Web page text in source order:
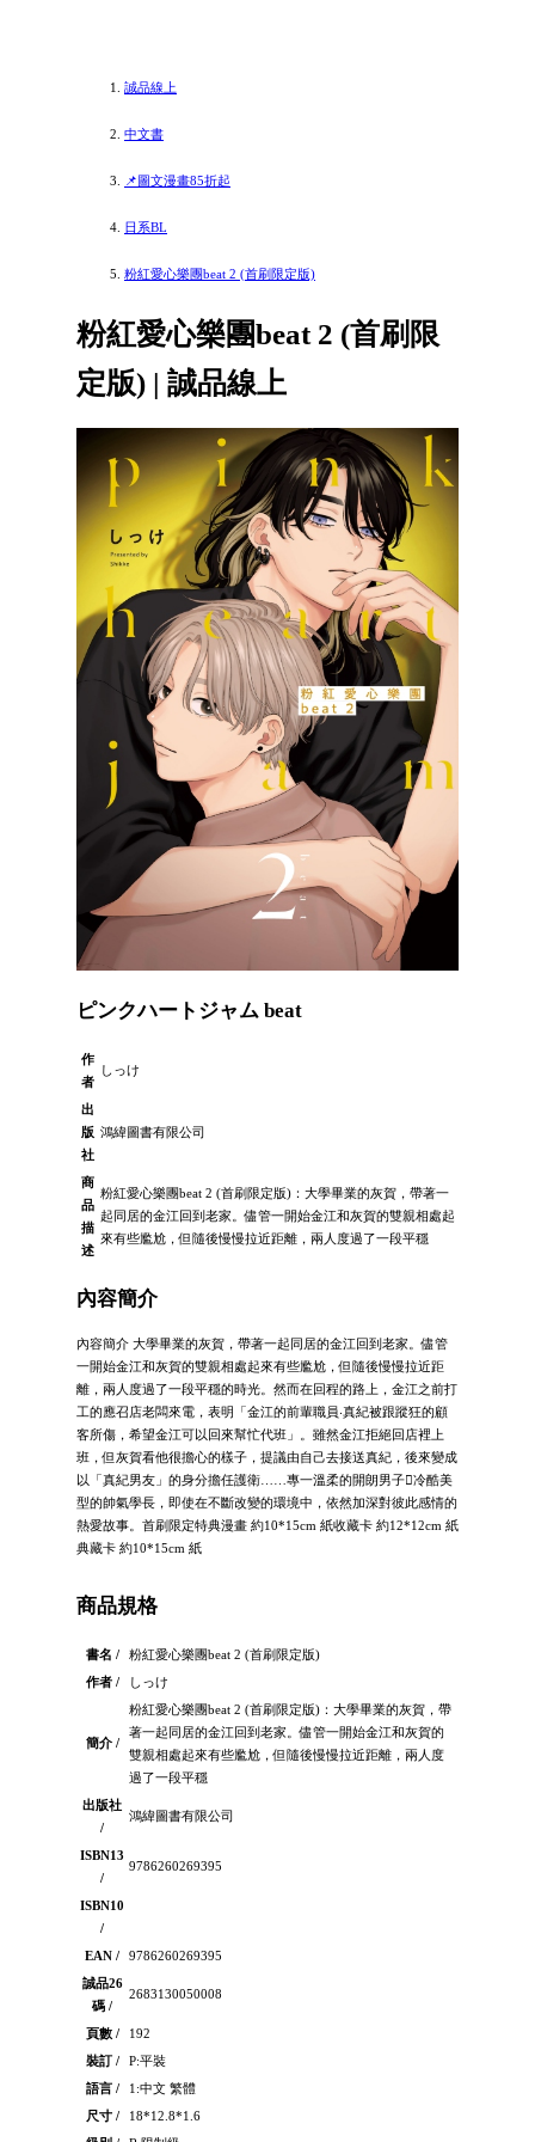
誠品線上
中文書
📌圖文漫畫85折起
日系BL
粉紅愛心樂團beat 2 (首刷限定版)
粉紅愛心樂團beat 2 (首刷限
定版) | 誠品線上
ピンクハートジャム beat
作
者
しっけ
出
版
社
鴻緯圖書有限公司
商
品
描
述
粉紅愛心樂團beat 2 (首刷限定版)：大學畢業的灰賀，帶著一
起同居的金江回到老家。儘管一開始金江和灰賀的雙親相處起
來有些尷尬，但隨後慢慢拉近距離，兩人度過了一段平穩
內容簡介
內容簡介 大學畢業的灰賀，帶著一起同居的金江回到老家。儘管
一開始金江和灰賀的雙親相處起來有些尷尬，但隨後慢慢拉近距
離，兩人度過了一段平穩的時光。然而在回程的路上，金江之前打
工的應召店老闆來電，表明「金江的前輩職員‧真紀被跟蹤狂的顧
客所傷，希望金江可以回來幫忙代班」。雖然金江拒絕回店裡上
班，但灰賀看他很擔心的樣子，提議由自己去接送真紀，後來變成
以「真紀男友」的身分擔任護衛……專一溫柔的開朗男子冷酷美
型的帥氣學長，即使在不斷改變的環境中，依然加深對彼此感情的
熱愛故事。首刷限定特典漫畫 約10*15cm 紙收藏卡 約12*12cm 紙
典藏卡 約10*15cm 紙
商品規格
書名 /
粉紅愛心樂團beat 2 (首刷限定版)
作者 /
しっけ
簡介 /
粉紅愛心樂團beat 2 (首刷限定版)：大學畢業的灰賀，帶
著一起同居的金江回到老家。儘管一開始金江和灰賀的
雙親相處起來有些尷尬，但隨後慢慢拉近距離，兩人度
過了一段平穩
出版社
/
鴻緯圖書有限公司
ISBN13
/
9786260269395
ISBN10
/
EAN /
9786260269395
誠品26
碼 /
2683130050008
頁數 /
192
裝訂 /
P:平裝
語言 /
1:中文 繁體
尺寸 /
18*12.8*1.6